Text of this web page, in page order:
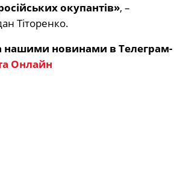
окупантів», –
Тіторенко.
нашими новинами в Телеграм-
Онлайн